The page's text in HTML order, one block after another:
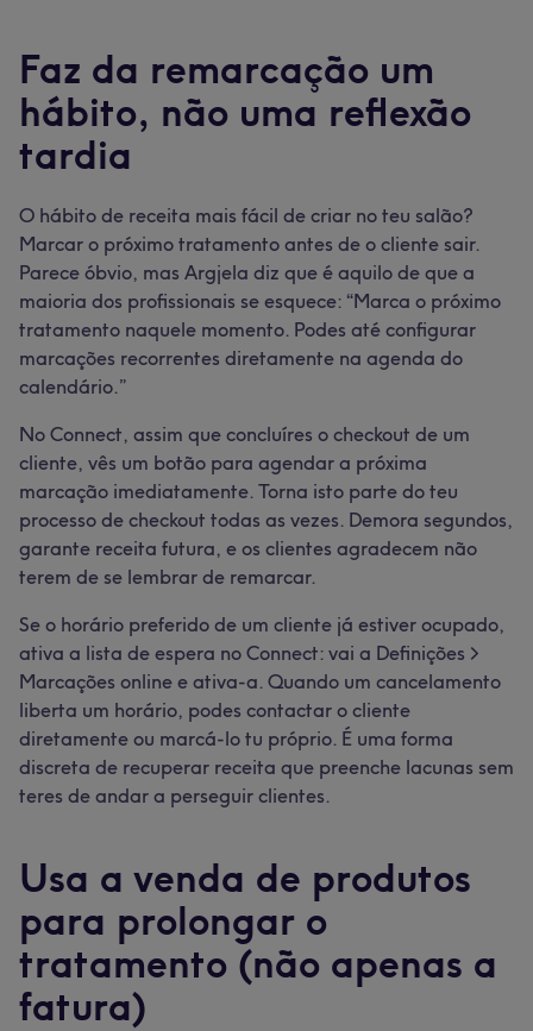
Faz da remarcação um
hábito, não uma reflexão
tardia
O hábito de receita mais fácil de criar no teu salão?
Marcar o próximo tratamento antes de o cliente sair.
Parece óbvio, mas Argjela diz que é aquilo de que a
maioria dos profissionais se esquece: “Marca o próximo
tratamento naquele momento. Podes até configurar
marcações recorrentes diretamente na agenda do
calendário.”
No Connect, assim que concluíres o checkout de um
cliente, vês um botão para agendar a próxima
marcação imediatamente. Torna isto parte do teu
processo de checkout todas as vezes. Demora segundos,
garante receita futura, e os clientes agradecem não
terem de se lembrar de remarcar.
Se o horário preferido de um cliente já estiver ocupado,
ativa a lista de espera no Connect: vai a Definições >
Marcações online e ativa-a. Quando um cancelamento
liberta um horário, podes contactar o cliente
diretamente ou marcá-lo tu próprio. É uma forma
discreta de recuperar receita que preenche lacunas sem
teres de andar a perseguir clientes.
Usa a venda de produtos
para prolongar o
tratamento (não apenas a
fatura)